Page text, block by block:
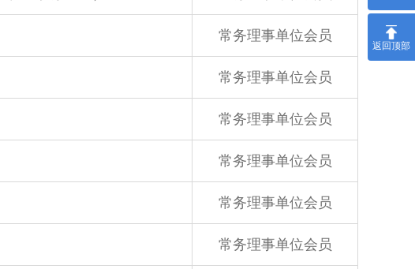
常务理事单位会员
常务理事单位会员
常务理事单位会员
常务理事单位会员
常务理事单位会员
常务理事单位会员
返回顶部